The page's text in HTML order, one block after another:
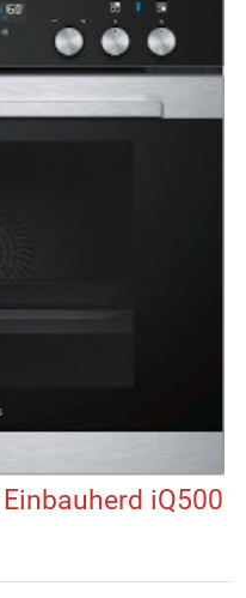
iQ500